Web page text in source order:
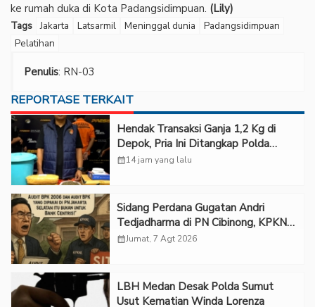
ke rumah duka di Kota Padangsidimpuan. (Lily)
Tags Jakarta Latsarmil Meninggal dunia
Padangsidimpuan
Pelatihan
Penulis: RN-03
REPORTASE TERKAIT
Hendak Transaksi Ganja 1,2 Kg di
Depok, Pria Ini Ditangkap Polda
Metro Jaya
calendar_month14 jam yang lalu
Sidang Perdana Gugatan Andri
Tedjadharma di PN Cibinong, KPKNL
dan PUPN Mangkir
calendar_monthJumat, 7 Agt 2026
LBH Medan Desak Polda Sumut
Usut Kematian Winda Lorenza